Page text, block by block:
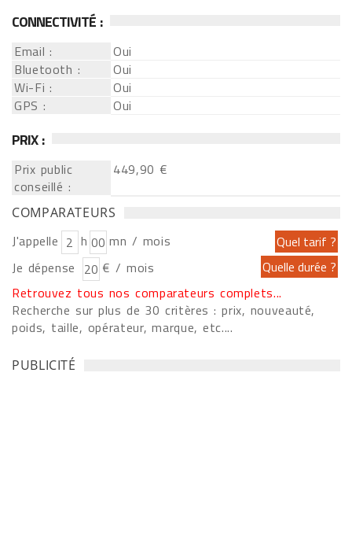
CONNECTIVITÉ :
Email :
Oui
Bluetooth :
Oui
Wi-Fi :
Oui
GPS :
Oui
PRIX :
Prix public
conseillé :
449,90 €
COMPARATEURS
J'appelle h
mn / mois
Je dépense
€ / mois
Retrouvez tous nos comparateurs complets...
Recherche sur plus de 30 critères : prix, nouveauté,
poids, taille, opérateur, marque, etc....
PUBLICITÉ